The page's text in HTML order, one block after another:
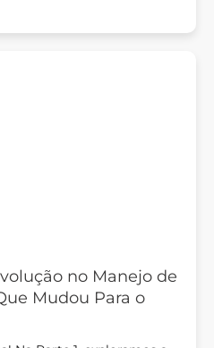
no Manejo de
Mudou Para o